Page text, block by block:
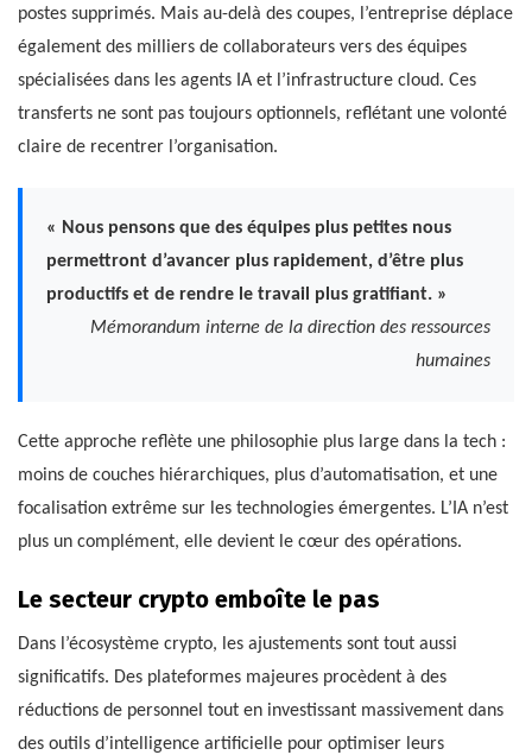
postes supprimés. Mais au-delà des coupes, l’entreprise déplace
également des milliers de collaborateurs vers des équipes
spécialisées dans les agents IA et l’infrastructure cloud. Ces
transferts ne sont pas toujours optionnels, reflétant une volonté
claire de recentrer l’organisation.
« Nous pensons que des équipes plus petites nous
permettront d’avancer plus rapidement, d’être plus
productifs et de rendre le travail plus gratifiant. »
Mémorandum interne de la direction des ressources
humaines
Cette approche reflète une philosophie plus large dans la tech :
moins de couches hiérarchiques, plus d’automatisation, et une
focalisation extrême sur les technologies émergentes. L’IA n’est
plus un complément, elle devient le cœur des opérations.
Le secteur crypto emboîte le pas
Dans l’écosystème crypto, les ajustements sont tout aussi
significatifs. Des plateformes majeures procèdent à des
réductions de personnel tout en investissant massivement dans
des outils d’intelligence artificielle pour optimiser leurs